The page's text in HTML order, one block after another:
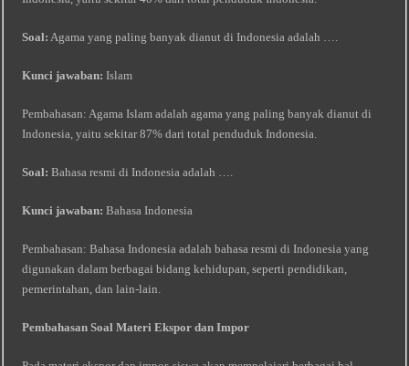
Soal: Agama yang paling banyak dianut di Indonesia adalah ….
Kunci jawaban: Islam
Pembahasan: Agama Islam adalah agama yang paling banyak dianut di
Indonesia, yaitu sekitar 87% dari total penduduk Indonesia.
Soal: Bahasa resmi di Indonesia adalah ….
Kunci jawaban: Bahasa Indonesia
Pembahasan: Bahasa Indonesia adalah bahasa resmi di Indonesia yang
digunakan dalam berbagai bidang kehidupan, seperti pendidikan,
pemerintahan, dan lain-lain.
Pembahasan Soal Materi Ekspor dan Impor